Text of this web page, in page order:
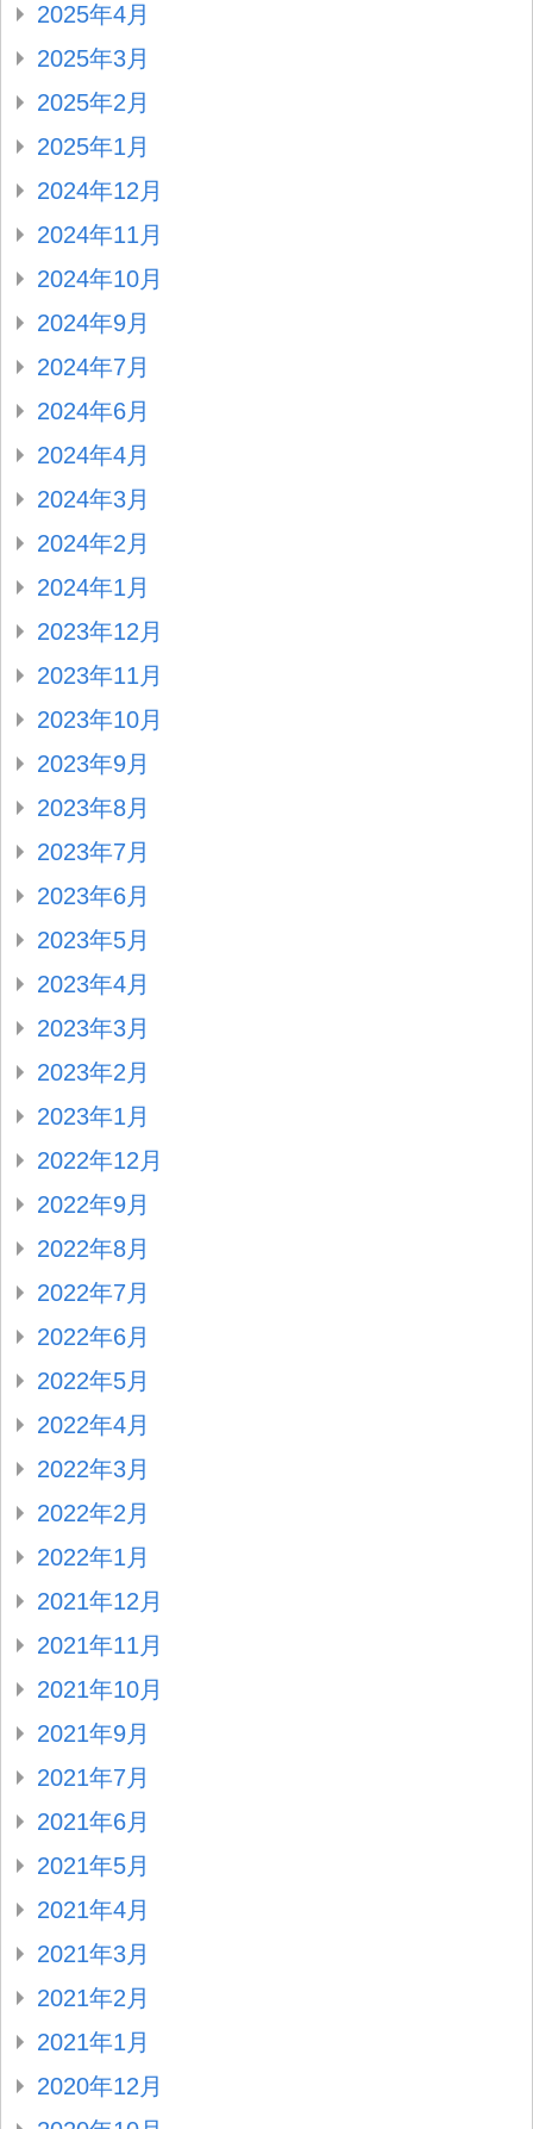
2025年4月
2025年3月
2025年2月
2025年1月
2024年12月
2024年11月
2024年10月
2024年9月
2024年7月
2024年6月
2024年4月
2024年3月
2024年2月
2024年1月
2023年12月
2023年11月
2023年10月
2023年9月
2023年8月
2023年7月
2023年6月
2023年5月
2023年4月
2023年3月
2023年2月
2023年1月
2022年12月
2022年9月
2022年8月
2022年7月
2022年6月
2022年5月
2022年4月
2022年3月
2022年2月
2022年1月
2021年12月
2021年11月
2021年10月
2021年9月
2021年7月
2021年6月
2021年5月
2021年4月
2021年3月
2021年2月
2021年1月
2020年12月